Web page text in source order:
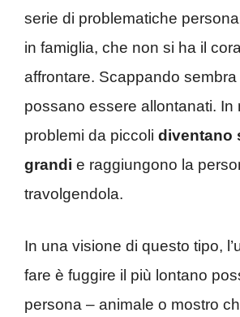
serie di problematiche
in famiglia, che non si ha il
affrontare. Scappando
possano essere allontanati. In
problemi da piccoli diventano
grandi e raggiungono la
travolgendola.
In una visione di questo tipo,
fare è fuggire il più lontano
persona – animale o mostro